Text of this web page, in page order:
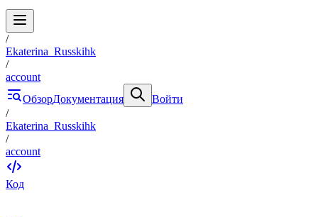
/
Ekaterina_Russkihk
/
account
ОбзорДокументация
Войти
/
Ekaterina_Russkihk
/
account
Код